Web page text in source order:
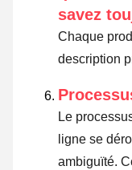
savez
Chaque
description
Le
ligne se
ambiguïté.